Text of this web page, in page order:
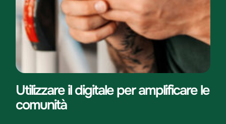
Utilizzare il digitale per amplificare le
comunità